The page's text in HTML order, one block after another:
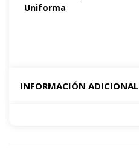
Uniforma
INFORMACIÓN ADICIONAL